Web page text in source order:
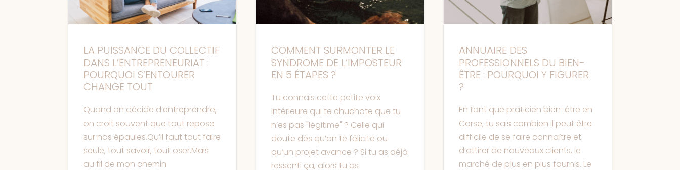
LA PUISSANCE DU COLLECTIF
DANS L’ENTREPRENEURIAT :
POURQUOI S’ENTOURER
CHANGE TOUT
Quand on décide d’entreprendre,
on croit souvent que tout repose
sur nos épaules.Qu’il faut tout faire
seule, tout savoir, tout oser.Mais
au fil de mon chemin
COMMENT SURMONTER LE
SYNDROME DE L’IMPOSTEUR
EN 5 ÉTAPES ?
Tu connais cette petite voix
intérieure qui te chuchote que tu
n’es pas "légitime" ? Celle qui
doute dès qu’on te félicite ou
qu’un projet avance ? Si tu as déjà
ressenti ça, alors tu as
ANNUAIRE DES
PROFESSIONNELS DU BIEN-
ÊTRE : POURQUOI Y FIGURER
?
En tant que praticien bien-être en
Corse, tu sais combien il peut être
difficile de se faire connaître et
d’attirer de nouveaux clients, le
marché de plus en plus fournis. Le